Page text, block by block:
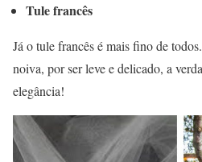
Tule francês
Já o tule francês é mais fino de
noiva, por ser leve e delicado, a
elegância!